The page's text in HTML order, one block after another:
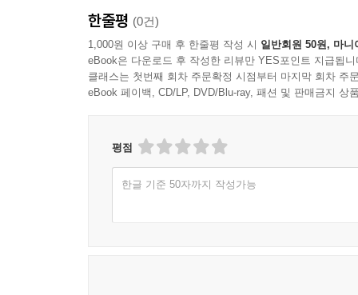
39. 내 노후 자금으로 부모님 수술비 결제하며 느
40. 형제들끼리 부모 부양으로 싸울 때, 내 처지가
41. "아빠, 나는 누가 책임져?"라고 묻고 싶은 40대
42. 아무도 나를 돌봐주지 않는다는 걸 깨달은 뒤
PART 7. [건강] 몸이 무너지면 내 가정도 무너진다
43. 건강검진 재검 통보가 해고 통지서보다 무섭게
따뜻한 통찰이 기다리고 있습니다.
"인생도 레이아웃이 엉망이면 다시 잡으면 된다"는
독자들에게 단순한 위로 이상의 실질적인 용기를
2. 완벽하게 설계된 생존 매뉴얼
이 책의 구성은 치밀합니다. 70개의 꼭지는 우리가
한줄평 (0건)
1,000원 이상 구매 후 한줄평 작성 시 일반회원 50원, 마니
eBook은 다운로드 후 작성한 리뷰만 YES포인트 지급됩니
클래스는 첫번째 회차 주문확정 시점부터 마지막 회차 주
eBook 페이백, CD/LP, DVD/Blu-ray, 패션 및 판매금지 상
평점
한글 기준 50자까지 작성가능